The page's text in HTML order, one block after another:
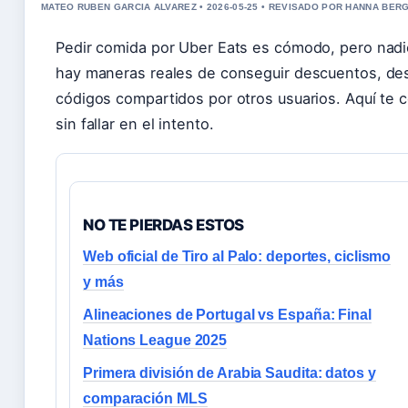
MATEO RUBEN GARCIA ALVAREZ • 2026-05-25 • REVISADO POR HANNA
Pedir comida por Uber Eats es cómodo, pero
hay maneras reales de conseguir descuentos,
códigos compartidos por otros usuarios. Aquí te
sin fallar en el intento.
NO TE PIERDAS ESTOS
Web oficial de Tiro al Palo: deportes, ciclismo
y más
Alineaciones de Portugal vs España: Final
Nations League 2025
Primera división de Arabia Saudita: datos y
comparación MLS